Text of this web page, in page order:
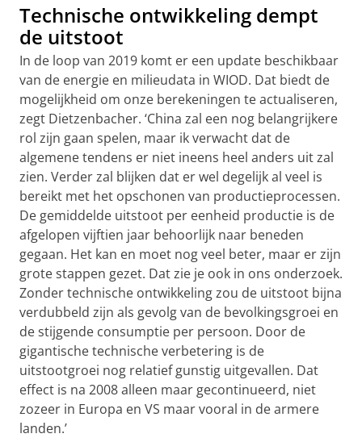
Technische ontwikkeling dempt
de uitstoot
In de loop van 2019 komt er een update beschikbaar
van de energie en milieudata in WIOD. Dat biedt de
mogelijkheid om onze berekeningen te actualiseren,
zegt Dietzenbacher. ‘China zal een nog belangrijkere
rol zijn gaan spelen, maar ik verwacht dat de
algemene tendens er niet ineens heel anders uit zal
zien. Verder zal blijken dat er wel degelijk al veel is
bereikt met het opschonen van productieprocessen.
De gemiddelde uitstoot per eenheid productie is de
afgelopen vijftien jaar behoorlijk naar beneden
gegaan. Het kan en moet nog veel beter, maar er zijn
grote stappen gezet. Dat zie je ook in ons onderzoek.
Zonder technische ontwikkeling zou de uitstoot bijna
verdubbeld zijn als gevolg van de bevolkingsgroei en
de stijgende consumptie per persoon. Door de
gigantische technische verbetering is de
uitstootgroei nog relatief gunstig uitgevallen. Dat
effect is na 2008 alleen maar gecontinueerd, niet
zozeer in Europa en VS maar vooral in de armere
landen.’